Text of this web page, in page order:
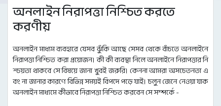
অনলাইন নিরাপত্তা নিশ্চিত করতে
করণীয়
অনলাইন মাধ্যম ব্যবহারে যেসব ঝুঁকি আছে সেসব থেকে বাঁচতে অনলাইনে
নিরাপত্তা নিশ্চিত করা প্রয়োজন। কী কী ব্যবস্থা নিলে অনলাইনে নিরাপত্তার নি
শ্চয়তা থাকবে সে বিষয়ে জানা খুবই জরুরি। কেননা আমরা অসচেতনতা এ
বং না জানার কারণে বিভিন্ন সময়ই বিপদে পড়ে যাই। চলুন জেনে নেওয়া যাক
অনলাইন মাধ্যমে কীভাবে নিরাপত্তা নিশ্চিত করবেন সে সম্পর্কে -